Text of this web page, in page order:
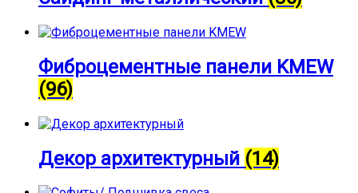
Фиброцементные панели KMEW
(96)
Декор архитектурный (14)